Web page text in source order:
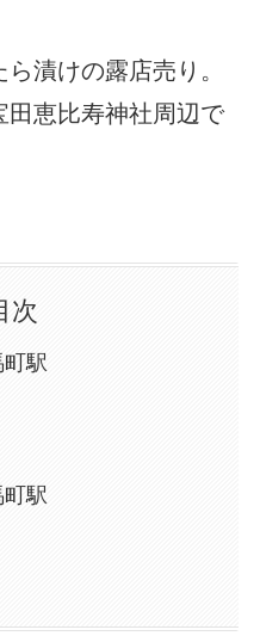
漬けの露店売り。
田恵比寿神社周辺で
次
駅
駅